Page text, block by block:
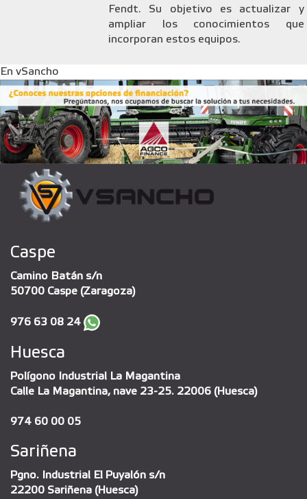
Fendt. Su objetivo es actualizar y
ampliar los conocimientos que
incorporan estos equipos.
En vSancho
Caspe
Camino Batán s/n
50700 Caspe (Zaragoza)
976 63 08 24
Huesca
Polígono Industrial La Magantina
Calle La Magantina, nave 23-25. 22006 (Huesca)
974 60 00 05
Sariñena
Pgno. Industrial El Puyalón s/n
22200 Sariñena (Huesca)